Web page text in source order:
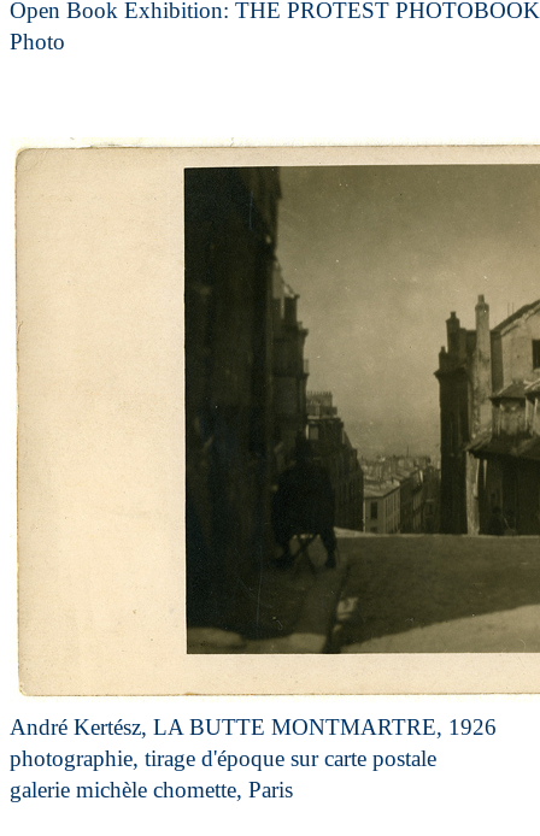
Open Book Exhibition: THE PROTEST
Photo
André Kertész, LA BUTTE MONTMARTRE, 1926
photographie, tirage d'époque sur carte postale
galerie michèle chomette, Paris